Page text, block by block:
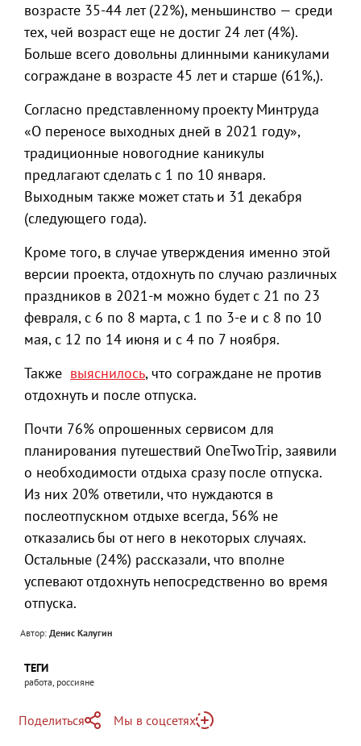
возрасте 35-44 лет (22%), меньшинство — среди
тех, чей возраст еще не достиг 24 лет (4%).
Больше всего довольны длинными каникулами
сограждане в возрасте 45 лет и старше (61%,).
Согласно представленному проекту Минтруда
«О переносе выходных дней в 2021 году»,
традиционные новогодние каникулы
предлагают сделать с 1 по 10 января.
Выходным также может стать и 31 декабря
(следующего года).
Кроме того, в случае утверждения именно этой
версии проекта, отдохнуть по случаю различных
праздников в 2021-м можно будет с 21 по 23
февраля, с 6 по 8 марта, с 1 по 3-е и с 8 по 10
мая, с 12 по 14 июня и с 4 по 7 ноября.
Также выяснилось, что сограждане не против
отдохнуть и после отпуска.
Почти 76% опрошенных сервисом для
планирования путешествий OneTwoTrip, заявили
о необходимости отдыха сразу после отпуска.
Из них 20% ответили, что нуждаются в
послеотпускном отдыхе всегда, 56% не
отказались бы от него в некоторых случаях.
Остальные (24%) рассказали, что вполне
успевают отдохнуть непосредственно во время
отпуска.
Автор: Денис Калугин
ТЕГИ
работа, россияне
Поделиться
Мы в соцсетях